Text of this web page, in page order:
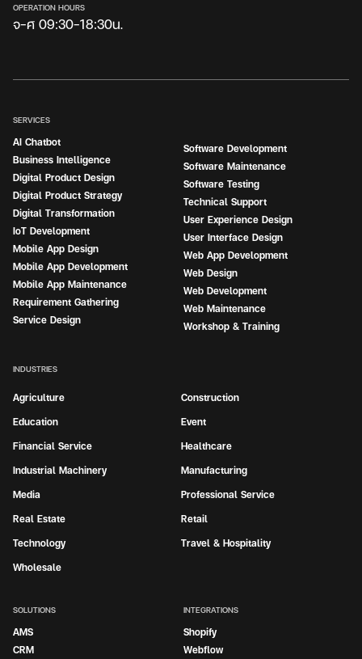
OPERATION HOURS
จ-ศ 09:30-18:30น.
SERVICES
AI Chatbot
Business Intelligence
Digital Product Design
Digital Product Strategy
Digital Transformation
IoT Development
Mobile App Design
Mobile App Development
Mobile App Maintenance
Requirement Gathering
Service Design
Software Development
Software Maintenance
Software Testing
Technical Support
User Experience Design
User Interface Design
Web App Development
Web Design
Web Development
Web Maintenance
Workshop & Training
SOLUTIONS
AMS
CRM
INTEGRATIONS
Shopify
Webflow
INDUSTRIES
Agriculture
Construction
Education
Event
Financial Service
Healthcare
Industrial Machinery
Manufacturing
Media
Professional Service
Real Estate
Retail
Technology
Travel & Hospitality
Wholesale